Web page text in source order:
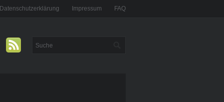
Datenschutzerklärung Impressum FAQ